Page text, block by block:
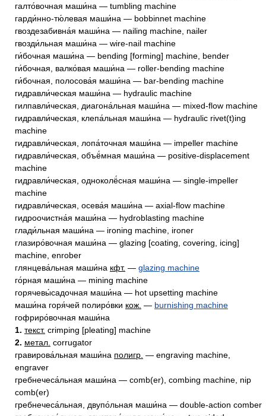
галто́вочная маши́на — tumbling machine
гарди́нно-тю́левая маши́на — bobbinnet machine
гвоздезабивна́я маши́на — nailing machine, nailer
гвозди́льная маши́на — wire-nail machine
ги́бочная маши́на — bending [forming] machine, bender
ги́бочная, валко́вая маши́на — roller-bending machine
ги́бочная, полосова́я маши́на — bar-bending machine
гидравли́ческая маши́на — hydraulic machine
гилпавли́ческая, диагона́льная маши́на — mixed-flow machine
гидравли́ческая, клепа́льная маши́на — hydraulic rivet(t)ing
machine
гидравли́ческая, лопа́точная маши́на — impeller machine
гидравли́ческая, объё́мная маши́на — positive-displacement
machine
гидравли́ческая, одноколё́сная маши́на — single-impeller
machine
гидравли́ческая, осева́я маши́на — axial-flow machine
гидроочистна́я маши́на — hydroblasting machine
глади́льная маши́на — ironing machine, ironer
глазиро́вочная маши́на — glazing [coating, covering, icing]
machine, enrober
глянцева́льная маши́на кфт. — glazing machine
го́рная маши́на — mining machine
горячевы́садочная маши́на — hot upsetting machine
маши́на горя́чей полиро́вки кож. — burnishing machine
гофриро́вочная маши́на
1. текст. crimping [pleating] machine
2. метал. corrugator
гравирова́льная маши́на полигр. — engraving machine,
engraver
гребнечеса́льная маши́на — comb(er), combing machine, nip
comb(er)
гребнечеса́льная, двупо́льная маши́на — double-action comber